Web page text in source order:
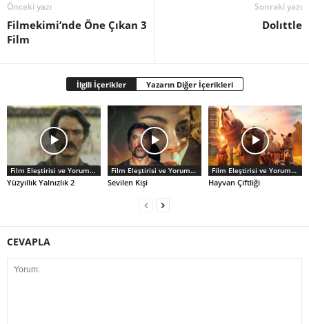
Önceki yazı
Filmekimi’nde Öne Çıkan 3
Film
Sonraki yazı
Dolıttle
İlgili İçerikler Yazarın Diğer İçerikleri
Film Eleştirisi ve Yorumlar
Yüzyıllık Yalnızlık 2
Film Eleştirisi ve Yorumlar
Sevilen Kişi
Film Eleştirisi ve Yorumlar
Hayvan Çiftliği
CEVAPLA